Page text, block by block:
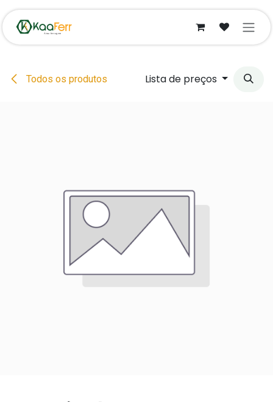
Pular para o conteúdo
Todos os produtos Lista de preços